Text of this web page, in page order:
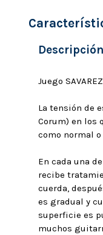
Descripción
Juego
La tensión de
Corum) en los
como normal o
En cada una
recibe
cuerda,
es gradual y
superficie es
muchos